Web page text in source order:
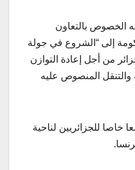
الخصوص بالتعاون
إلى “الشروع في جولة
من أجل إعادة التوازن
والتنقل المنصوص عليه
العام 1968 وضعا خاصا للجزائريين لناحية